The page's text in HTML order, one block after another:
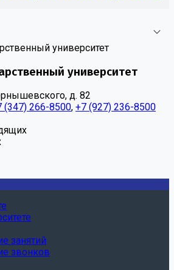
университет
д. 82
(347) 266-8500, +7 (927) 236-8500
занятий
звонков